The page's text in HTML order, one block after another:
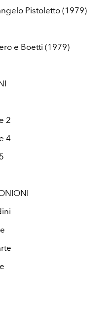
Pistoletto (1979)
e Boetti (1979)
2
4